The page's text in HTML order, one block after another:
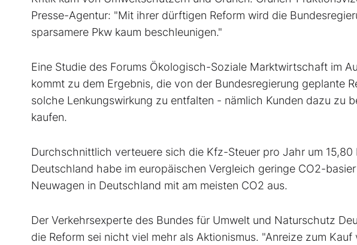
Presse-Agentur: "Mit ihrer dürftigen Reform wird die
sparsamere Pkw kaum beschleunigen."
Eine Studie des Forums Ökologisch-Soziale Marktwirtschaft im
kommt zu dem Ergebnis, die von der Bundesregierung geplante
solche Lenkungswirkung zu entfalten - nämlich Kunden dazu zu
kaufen.
Durchschnittlich verteuere sich die Kfz-Steuer pro Jahr um
Deutschland habe im europäischen Vergleich geringe CO2-
Neuwagen in Deutschland mit am meisten CO2 aus.
Der Verkehrsexperte des Bundes für Umwelt und Naturschutz
die Reform sei nicht viel mehr als Aktionismus. "Anreize zum